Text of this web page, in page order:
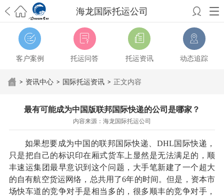
海龙国际托运公司
希望邮寄国际包裹顺利，从广州市国际快递邮寄到新西兰哪个公司好？
澳洲海运搬家回广州报关清关要怎么做？注意事项有哪些？
青岛市国际
搬家服务到美国，搬家公司有哪些搬家方案？大连市国际搬家服务到中
国台湾是一种怎样的体验？有人分享搬家经历吗？
从长沙市国际快递邮
寄到韩国有哪些国际快递方式？用哪种好？
法有哪些？具体怎么操作？ 国际搬家：家具海运到奥克兰怎么样能省
影响国际搬家吗？上海搬家到新西兰旺格雷有点不一样 北京私人物品运
输到澳大利亚，移民如何跨国搬家？上海移民搬家到塞浦路斯，国际搬
从秦皇岛市托运到美国 从重庆市托运到美国从上海市托运到澳大利亚
张家界市托运到美国 从厦门市托运到美国从张家界市托运到美国 从南京
市搬家到加拿大从大连市搬家到英国从佛山市搬家到美国
从北京市搬家
到西班牙从广州市搬家到比利时 从上海市搬家到意大利
客户案例 托运问答 托运资讯 动态追踪
> 资讯中心 > 国际托运资讯 > 正文内容
最有可能成为中国版联邦国际快递的公司是哪家？
内容来源：海龙国际托运公司
如果想要成为中国的联邦国际快递、DHL国际快递，
只是把自己的标识印在厢式货车上显然是无法满足的，顺
丰速运集团最早意识到这个问题，大手笔新建了一个超大
的自有航空货运网络，总共用了6年的时间。但是，资本市
场快车道的竞争对手是相当多的，很多顺丰的竞争对手，